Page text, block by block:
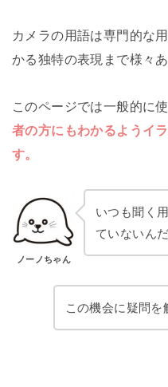
カメラの用語は専門的な
かる独特の表現まで様々あ
このページでは一般的に
者の方にもわかるようイ
す。
ノーノちゃん
いつも聞く
ていないんだ
この機会に疑問を